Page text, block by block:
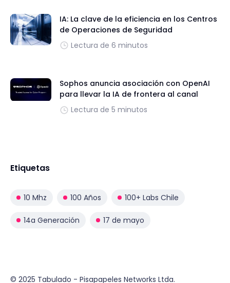
IA: La clave de la eficiencia en los Centros
de Operaciones de Seguridad
Lectura de 6 minutos
Sophos anuncia asociación con OpenAI
para llevar la IA de frontera al canal
Lectura de 5 minutos
Etiquetas
10 Mhz 100 Años 100+ Labs Chile
14a Generación 17 de mayo
© 2025 Tabulado - Pisapapeles Networks Ltda.